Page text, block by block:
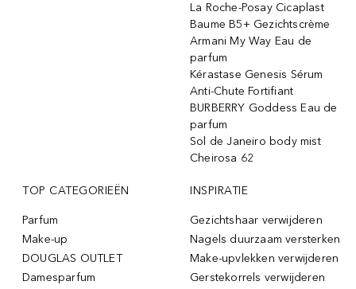
La Roche-Posay Cicaplast
Baume B5+ Gezichtscrème
Armani My Way Eau de
parfum
Kérastase Genesis Sérum
Anti-Chute Fortifiant
BURBERRY Goddess Eau de
parfum
Sol de Janeiro body mist
Cheirosa 62
TOP CATEGORIEËN
Parfum
Make-up
DOUGLAS OUTLET
Damesparfum
INSPIRATIE
Gezichtshaar verwijderen
Nagels duurzaam versterken
Make-upvlekken verwijderen
Gerstekorrels verwijderen